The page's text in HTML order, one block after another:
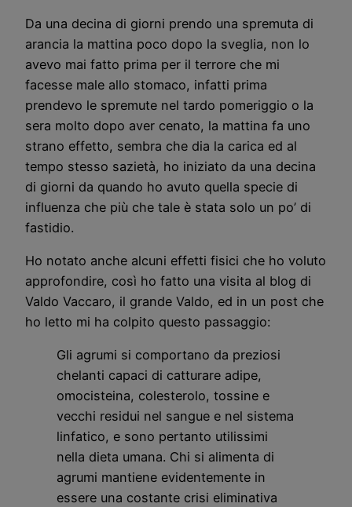
Da una decina di giorni prendo una spremuta di
arancia la mattina poco dopo la sveglia, non lo
avevo mai fatto prima per il terrore che mi
facesse male allo stomaco, infatti prima
prendevo le spremute nel tardo pomeriggio o la
sera molto dopo aver cenato, la mattina fa uno
strano effetto, sembra che dia la carica ed al
tempo stesso sazietà, ho iniziato da una decina
di giorni da quando ho avuto quella specie di
influenza che più che tale è stata solo un po’ di
fastidio.
Ho notato anche alcuni effetti fisici che ho voluto
approfondire, così ho fatto una visita al blog di
Valdo Vaccaro, il grande Valdo, ed in un post che
ho letto mi ha colpito questo passaggio:
Gli agrumi si comportano da preziosi
chelanti capaci di catturare adipe,
omocisteina, colesterolo, tossine e
vecchi residui nel sangue e nel sistema
linfatico, e sono pertanto utilissimi
nella dieta umana. Chi si alimenta di
agrumi mantiene evidentemente in
essere una costante crisi eliminativa